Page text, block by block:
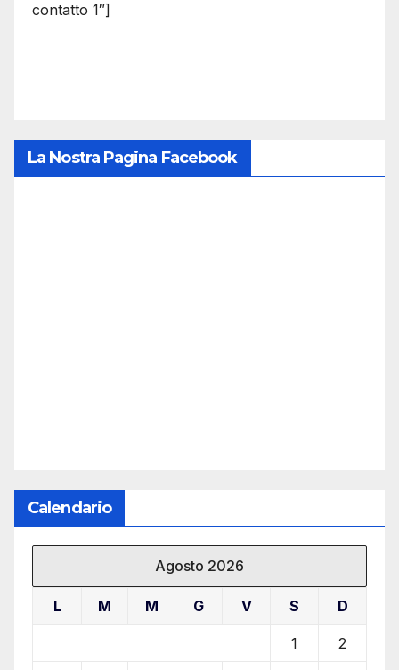
contatto 1″]
La Nostra Pagina Facebook
Calendario
Agosto 2026
L M M G V S D
1 2